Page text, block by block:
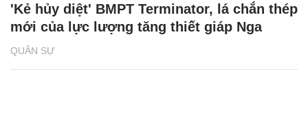
QUÂN SỰ
'Kẻ hủy diệt' BMPT Terminator, lá chắn thép
mới của lực lượng tăng thiết giáp Nga